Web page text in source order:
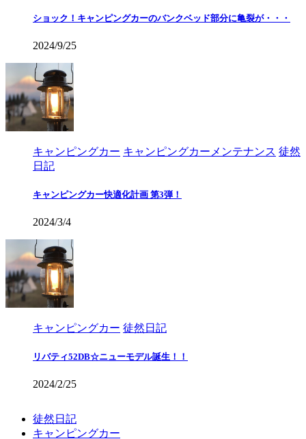
ショック！キャンピングカーのバンクベッド部分に亀裂が・・・
2024/9/25
キャンピングカー キャンピングカーメンテナンス 徒然
日記
キャンピングカー快適化計画 第3弾！
2024/3/4
キャンピングカー 徒然日記
リバティ52DB☆ニューモデル誕生！！
2024/2/25
徒然日記
キャンピングカー